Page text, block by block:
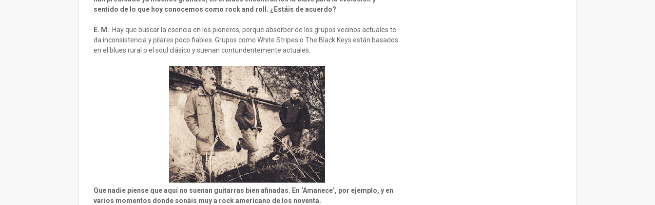
sentido de lo que hoy conocemos como rock and roll. ¿Estáis de acuerdo?
E. M.: Hay que buscar la esencia en los pioneros, porque absorber de los grupos vecinos actuales te
da inconsistencia y pilares poco fiables. Grupos como White Stripes o The Black Keys están basados
en el blues rural o el soul clásico y suenan contundentemente actuales.
Que nadie piense que aquí no suenan guitarras bien afinadas. En ‘Amanece’, por ejemplo, y en
varios momentos donde sonáis muy a rock americano de los noventa.